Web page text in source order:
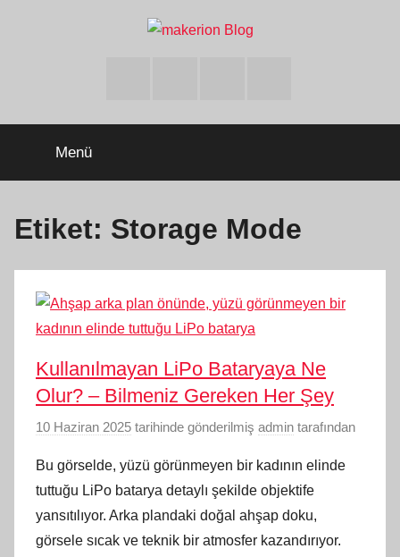
Menü
Etiket: Storage Mode
Kullanılmayan LiPo Bataryaya Ne
Olur? – Bilmeniz Gereken Her Şey
10 Haziran 2025 tarihinde gönderilmiş admin tarafından
Bu görselde, yüzü görünmeyen bir kadının elinde
tuttuğu LiPo batarya detaylı şekilde objektife
yansıtılıyor. Arka plandaki doğal ahşap doku,
görsele sıcak ve teknik bir atmosfer kazandırıyor.